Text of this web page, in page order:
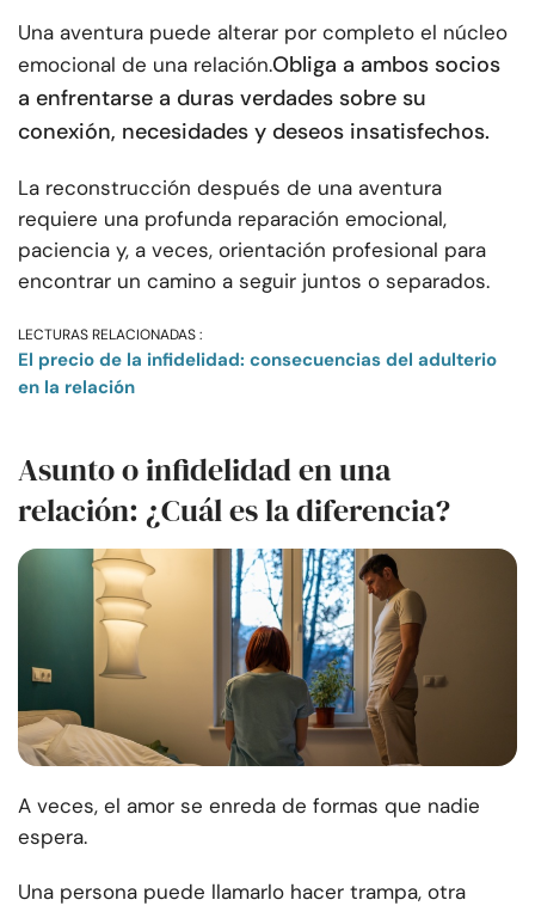
Una aventura puede alterar por completo el núcleo
emocional de una relación.Obliga a ambos socios
a enfrentarse a duras verdades sobre su
conexión, necesidades y deseos insatisfechos.
La reconstrucción después de una aventura
requiere una profunda reparación emocional,
paciencia y, a veces, orientación profesional para
encontrar un camino a seguir juntos o separados.
LECTURAS RELACIONADAS :
El precio de la infidelidad: consecuencias del adulterio
en la relación
Asunto o infidelidad en una
relación: ¿Cuál es la diferencia?
A veces, el amor se enreda de formas que nadie
espera.
Una persona puede llamarlo hacer trampa, otra